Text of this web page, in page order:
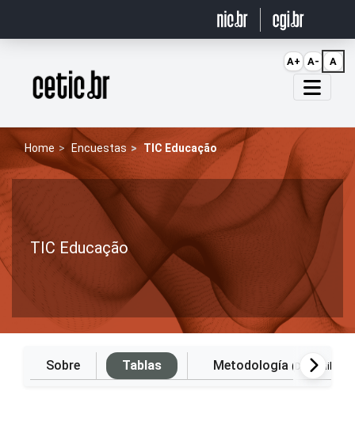
Página inicial
Home Encuestas TIC Educação
TIC Educação
Sobre Tablas Metodología (Disponible
A+ A- A